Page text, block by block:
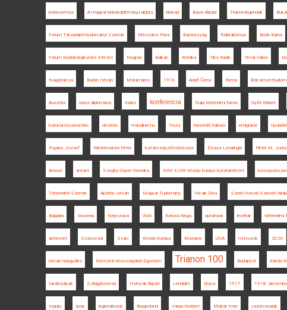
bolsevizmus A magyar békeküldöttség naplója blokád Bayer Árpád Trianon-legendák
Fórum Társadalomtudományi Szemle Mészáros Flóra Bajorország föderalizmus Bodó Barna
Fórum Kisebbségkutató Intézet Nógrád Balkán Krónika Tilos Rádió Timár Gábor
Nagybarcsa Burián István Máramaros 1916 Adolf Černý Róma
Ausztria olasz diplomácia Index konferencia Napi történelmi forrás Győri Róbert
katonai összeomlás oktatás mandiner.hu Tisza honvédő háború emigráció
Pogány József Wintermantel Péter kortárs képzőművészet Elzász-Lotaringia Pieter M.
Brassó antant Szeghy-Gayer Veronika NKE EJKK Közép-Európa Kutatóintézet koncepciós per
Történelmi Szemle Apáthy István Magyar Tudomány Hicsik Dóra Szerb-Horvát-Szlovén
Bulgária Slovenia Népszava Úton Katona Kinga optánsok levéltár történelmi
archívnet Szászcsór Svájc Közép-Európa Masaryk USA mítoszok 2020
román népgyűlés Nemzeti Közszolgálati Egyetem Trianon 100 Budapest Károlyi
tanári pályák Szilágykövesd Hornyák Árpád Lendület Dráva 1917 1918.
Inquiry Ipoly legionáriusok Burgenland Varga Norbert Molnár Imre vasútvonalak